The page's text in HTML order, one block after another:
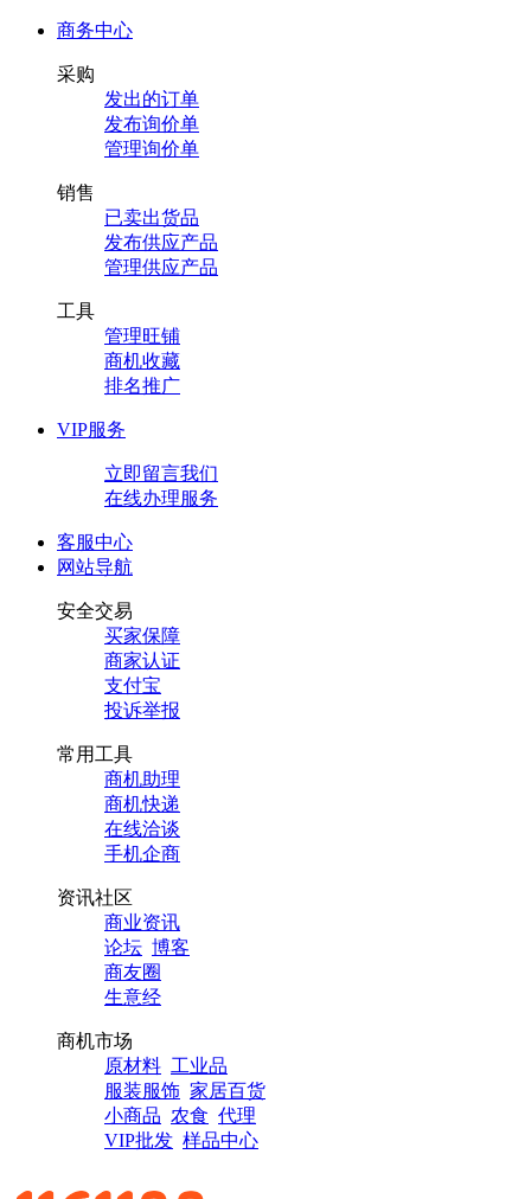
商务中心
采购
发出的订单
发布询价单
管理询价单
销售
已卖出货品
发布供应产品
管理供应产品
工具
管理旺铺
商机收藏
排名推广
VIP服务
立即留言我们
在线办理服务
客服中心
网站导航
安全交易
买家保障
商家认证
支付宝
投诉举报
常用工具
商机助理
商机快递
在线洽谈
手机企商
资讯社区
商业资讯
论坛 博客
商友圈
生意经
商机市场
原材料 工业品
服装服饰 家居百货
小商品 农食 代理
VIP批发 样品中心